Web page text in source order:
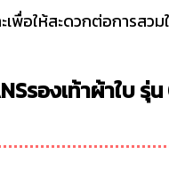
เพื่อให้สะดวกต่อการสวม
รองเท้าผ้าใบ รุ่